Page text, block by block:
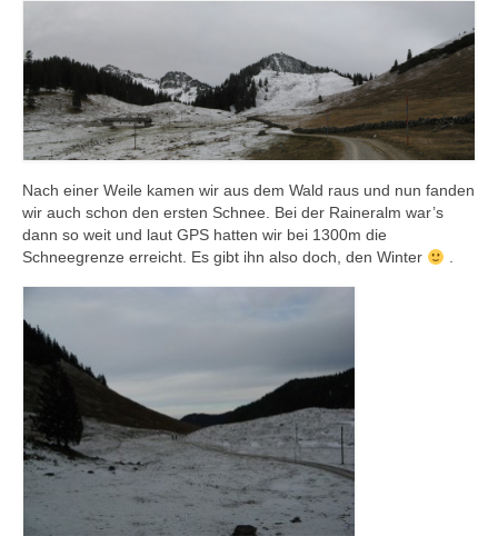
Nach einer Weile kamen wir aus dem Wald raus und nun fanden
wir auch schon den ersten Schnee. Bei der Raineralm war’s
dann so weit und laut GPS hatten wir bei 1300m die
Schneegrenze erreicht. Es gibt ihn also doch, den Winter
.